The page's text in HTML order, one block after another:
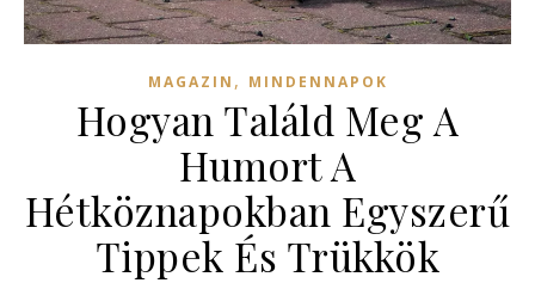
MAGAZIN , MINDENNAPOK
Hogyan Találd Meg A
Humort A
Hétköznapokban Egyszerű
Tippek És Trükkök